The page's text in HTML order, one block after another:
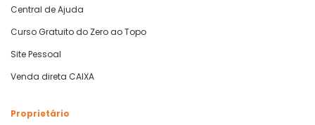
Central de Ajuda
Curso Gratuito do Zero ao Topo
Site Pessoal
Venda direta CAIXA
Proprietário